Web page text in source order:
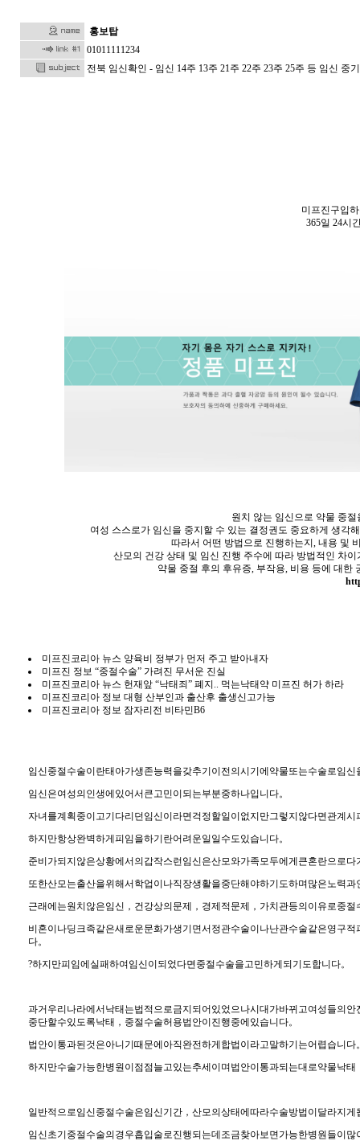
홍보탑
01011111234
전북 임신확인 - 임신 14주 13주 21주 22주 23주 25주 등 임신
미프진구입
365일 24시
원치 않는 임신으로 약물 중
여성 스스로가 임신을 중지할 수 있는 결정권도 중요하게 생각
따라서 어떤 방법으로 진행하는지, 내용 및
산모의 건강 상태 및 임신 진행 주수에 따라 방법적인 차
약물 중절 후의 후유증, 부작용, 비용 등에 대한
미프진코리아 뉴스 양육비 정부가 먼저 주고 받아내자
미프진 정보 “중절수술” 가려진 무서운 진실
미프진코리아 뉴스 헌재앞 “낙태죄” 폐지.. 먹는낙태약 미프진 허가 하라
미프진코리아 정보 대형 산부인과 출산후 출생신고가능
미프진코리아 정보 잠자리전 비타민B6
임신중절수술이란태아가생존능력을갖추기이전의시기에약물또는수술로임
임신은여성의인생에있어서큰고민이되는부분중하나입니다。
자녀를계획중이고기다리던임신이라면걱정할일이없지만그렇지않다면관계시
하지만항상완벽하게피임을하기란어려운일일수도있습니다。
준비가되지않은상황에서의갑작스런임신은산모와가족모두에게큰혼란으로
또한산모는출산을위해서학업이나직장생활을중단해야하기도하며많은노력
근래에는원치않은임신，건강상의문제，경제적문제，가치관등의이유로중
비혼이나딩크족같은새로운문화가생기면서정관수술이나난관수술같은영구
다。
?하지만피임에실패하여임신이되었다면중절수술을고민하게되기도합니다。
과거우리나라에서낙태는법적으로금지되어있었으나시대가바뀌고여성들의
중단할수있도록낙태，중절수술허용법안이진행중에있습니다。
법안이통과된것은아니기때문에아직완전하게합법이라고말하기는어렵습니다
하지만수술가능한병원이점점늘고있는추세이며법안이통과되는대로약물낙
일반적으로임신중절수술은임신기간，산모의상태에따라수술방법이달라지게
임신초기중절수술의경우흡입술로진행되는데조금찾아보면가능한병원들이많